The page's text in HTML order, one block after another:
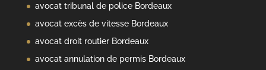
avocat tribunal de police Bordeaux
avocat excès de vitesse Bordeaux
avocat droit routier Bordeaux
avocat annulation de permis Bordeaux